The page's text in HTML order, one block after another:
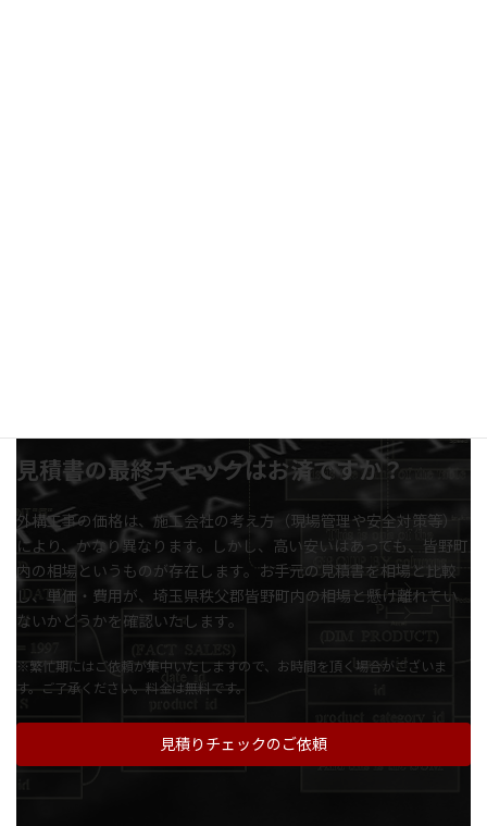
見積書の最終チェックはお済ですか？
外構工事の価格は、施工会社の考え方（現場管理や安全対策等）
により、かなり異なります。しかし、高い安いはあっても、皆野町
内の相場というものが存在します。お手元の見積書を相場と比較
し、単価・費用が、埼玉県秩父郡皆野町内の相場と懸け離れてい
ないかどうかを確認いたします。
※繁忙期にはご依頼が集中いたしますので、お時間を頂く場合がございま
す。ご了承ください。料金は無料です。
見積りチェックのご依頼